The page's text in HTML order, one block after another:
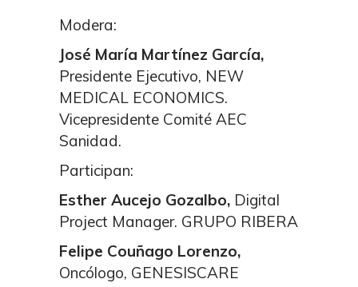
Modera:
José María Martínez García,
Presidente Ejecutivo, NEW
MEDICAL ECONOMICS.
Vicepresidente Comité AEC
Sanidad.
Participan:
Esther Aucejo Gozalbo, Digital
Project Manager. GRUPO RIBERA
Felipe Couñago Lorenzo,
Oncólogo, GENESISCARE